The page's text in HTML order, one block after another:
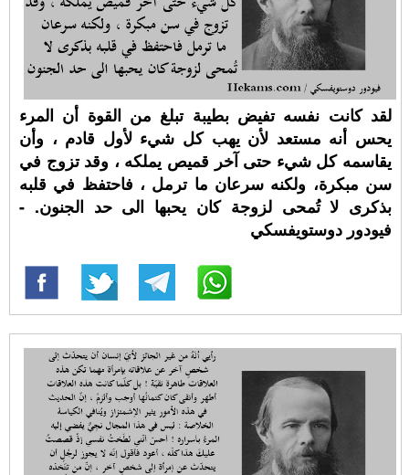
لقد كانت نفسه تفيض بطيبة تبلغ من القوة أن المرء
يحس أنه مستعد لأن يهب كل شيء لأول قادم ، وأن
يقاسمه كل شيء حتى آخر قميص يملكه ، وقد تزوج في
سن مبكرة، ولكنه سرعان ما ترمل ، فاحتفظ في قلبه
بذكرى لا تُمحى لزوجة كان يحبها الى حد الجنون. -
فيودور دوستويفسكي